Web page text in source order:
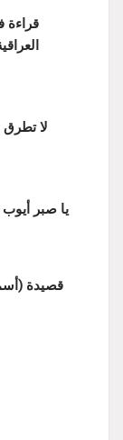
قراءة
لا تطرق
يا صبر أيوب
قصيدة